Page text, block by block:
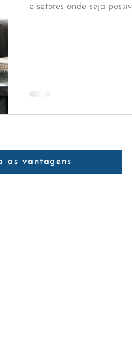
e setores onde seja
as vantagens